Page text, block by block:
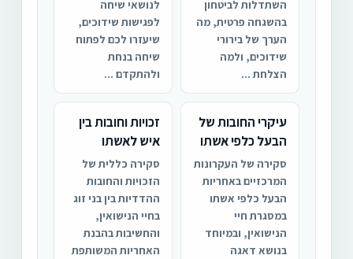
השתדלות לביטחון
בהשגחה פרטית, מה
הערך של בירורי
שידוכים, ולמה
הצלחת ...
לנושאי שיחה
לפגישות שידוכים,
שיעזרו לכם לפתוח
שיחה בנחת
ולהתקדם ...
עיקרי החובות של
הבעל כלפי אשתו
סקירה של העקרונות
המרכזיים באחריות
הבעל כלפי אשתו
במסגרת חיי
הנישואין, ובמיוחד
בנושא דאגה
זכויות וחובות בין
איש לאשתו
סקירה כללית של
הזכויות והחובות
ההדדיות בין בני זוג
בחיי הנישואין,
והחשיבות בהבנת
האחריות המשותפת